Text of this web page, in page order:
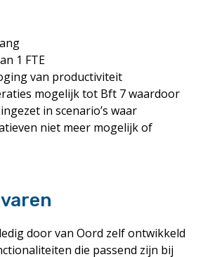
1 FTE
van productiviteit
mogelijk tot Bft 7 waardoor
in scenario’s waar
niet meer mogelijk of
door van Oord zelf ontwikkeld
die passend zijn bij